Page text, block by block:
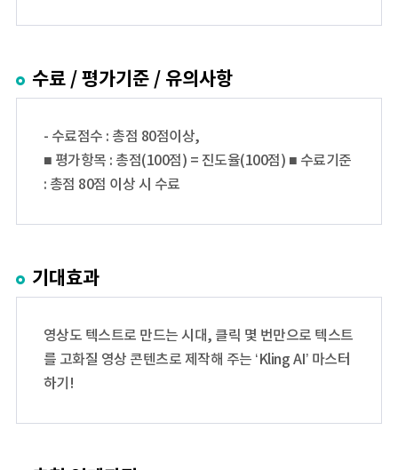
수료 / 평가기준 / 유의사항
- 수료점수 : 총점 80점이상,
■ 평가항목 : 총점(100점) = 진도율(100점) ■ 수료기준
: 총점 80점 이상 시 수료
기대효과
영상도 텍스트로 만드는 시대, 클릭 몇 번만으로 텍스트
를 고화질 영상 콘텐츠로 제작해 주는 ‘Kling AI’ 마스터
하기!